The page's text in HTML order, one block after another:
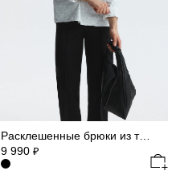
Расклешенные брюки из трикотажа
9 990 ₽